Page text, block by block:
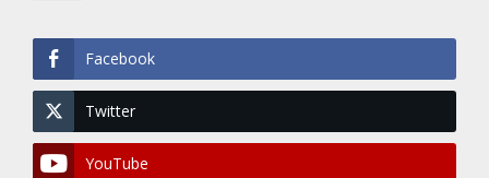
Facebook
Twitter
YouTube